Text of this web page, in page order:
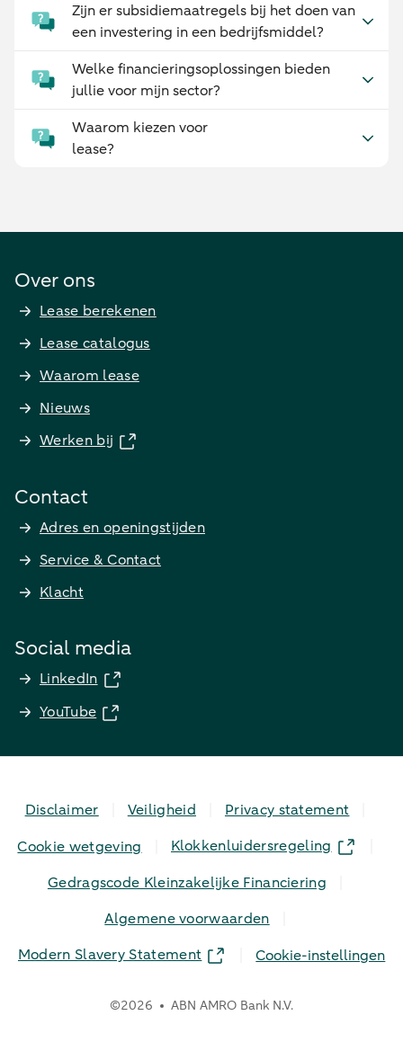
Zijn er subsidiemaatregels bij het doen van
een investering in een bedrijfsmiddel?
Welke financieringsoplossingen bieden
jullie voor mijn sector?
Waarom kiezen voor
lease?
Over ons
Lease berekenen
Lease catalogus
Waarom lease
Nieuws
Werken bij
Contact
Adres en openingstijden
Service & Contact
Klacht
Social media
LinkedIn
YouTube
Disclaimer Veiligheid
Privacy statement
Cookie wetgeving
Klokkenluidersregeling
Gedragscode Kleinzakelijke Financiering
Algemene voorwaarden
Modern Slavery Statement
Cookie-instellingen
©2026 ABN AMRO Bank N.V.